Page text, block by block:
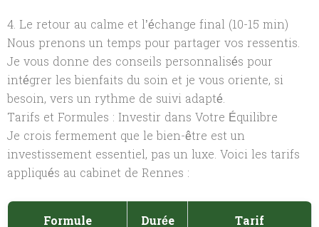
4. Le retour au calme et l’échange final (10-15 min)
Nous prenons un temps pour partager vos ressentis.
Je vous donne des conseils personnalisés pour
intégrer les bienfaits du soin et je vous oriente, si
besoin, vers un rythme de suivi adapté.
Tarifs et Formules : Investir dans Votre Équilibre
Je crois fermement que le bien-être est un
investissement essentiel, pas un luxe. Voici les tarifs
appliqués au cabinet de Rennes :
Formule Durée Tarif